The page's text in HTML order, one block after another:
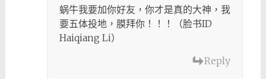
蜗牛我要加你好友，你才是真的大神，我
要五体投地，膜拜你！！！（脸书ID
Haiqiang Li）
Reply